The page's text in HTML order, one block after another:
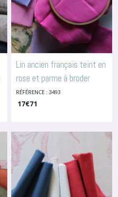
Lin ancien français teint en
rose et parme à broder
,3493-Lins Anciens Teints
RÉFÉRENCE : 3493
17€71